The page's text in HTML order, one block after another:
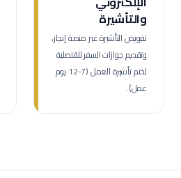
والتأشيرة
تفويض التأشيرة عبر منصة إنجاز،
وتقديم جوازات السفر للقنصلية
لختم تأشيرة العمل (7-12 يوم
عمل).